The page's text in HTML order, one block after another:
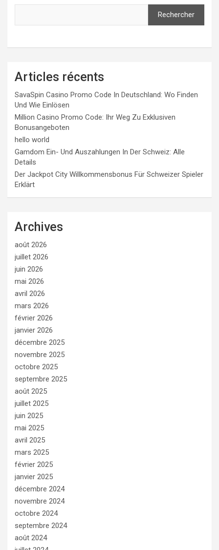
Rechercher
Articles récents
SavaSpin Casino Promo Code In Deutschland: Wo Finden
Und Wie Einlösen
Million Casino Promo Code: Ihr Weg Zu Exklusiven
Bonusangeboten
hello world
Gamdom Ein- Und Auszahlungen In Der Schweiz: Alle
Details
Der Jackpot City Willkommensbonus Für Schweizer Spieler
Erklärt
Archives
août 2026
juillet 2026
juin 2026
mai 2026
avril 2026
mars 2026
février 2026
janvier 2026
décembre 2025
novembre 2025
octobre 2025
septembre 2025
août 2025
juillet 2025
juin 2025
mai 2025
avril 2025
mars 2025
février 2025
janvier 2025
décembre 2024
novembre 2024
octobre 2024
septembre 2024
août 2024